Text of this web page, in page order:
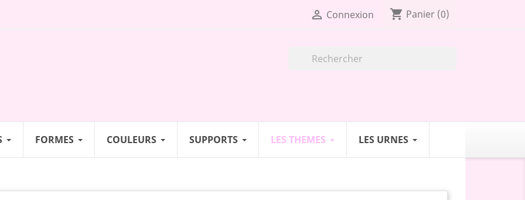
 Connexion shopping_cart Panier (0)
FORMES COULEURS SUPPORTS LES THEMES LES URNES